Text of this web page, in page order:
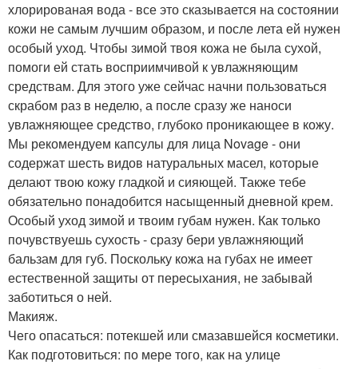
хлорированая вода - все это сказывается на состоянии
кожи не самым лучшим образом, и после лета ей нужен
особый уход. Чтобы зимой твоя кожа не была сухой,
помоги ей стать восприимчивой к увлажняющим
средствам. Для этого уже сейчас начни пользоваться
скрабом раз в неделю, а после сразу же наноси
увлажняющее средство, глубоко проникающее в кожу.
Мы рекомендуем капсулы для лица Novage - они
содержат шесть видов натуральных масел, которые
делают твою кожу гладкой и сияющей. Также тебе
обязательно понадобится насыщенный дневной крем.
Особый уход зимой и твоим губам нужен. Как только
почувствуешь сухость - сразу бери увлажняющий
бальзам для губ. Поскольку кожа на губах не имеет
естественной защиты от пересыхания, не забывай
заботиться о ней.
Макияж.
Чего опасаться: потекшей или смазавшейся косметики.
Как подготовиться: по мере того, как на улице